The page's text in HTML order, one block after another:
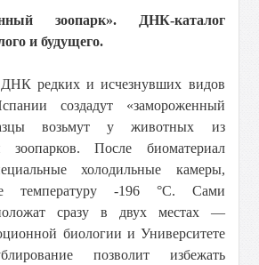
зоопарк». ДНК-каталог
и будущего.
редких и исчезнувших видов
создадут «замороженный
возьмут у животных из
зоопарков. После биоматериал
холодильные камеры,
температуру -196 °С. Сами
сразу в двух местах —
биологии и Университете
позволит избежать